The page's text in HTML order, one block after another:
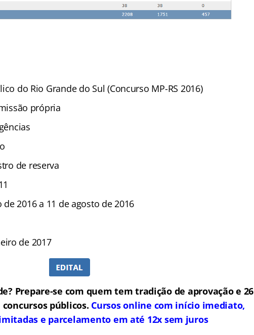
do Rio Grande do Sul (Concurso MP-RS 2016)
própria
de reserva
2016 a 11 de agosto de 2016
de 2017
Prepare-se com quem tem tradição de aprovação e 26
públicos. Cursos online com início imediato,
e parcelamento em até 12x sem juros